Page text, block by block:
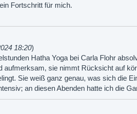
Fortschritt für mich.
18:20)
Hatha Yoga bei Carla Flohr
aufmerksam, sie nimmt Rücksicht auf
Sie weiß ganz genau, was sich die
an diesen Abenden hatte ich die